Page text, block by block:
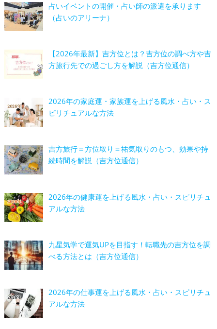
占いイベントの開催・占い師の派遣を承ります
（占いのアリーナ）
【2026年最新】吉方位とは？吉方位の調べ方や吉
方旅行先での過ごし方を解説（吉方位通信）
2026年の家庭運・家族運を上げる風水・占い・ス
ピリチュアルな方法
吉方旅行＝方位取り＝祐気取りのもつ、効果や持
続時間を解説（吉方位通信）
2026年の健康運を上げる風水・占い・スピリチュ
アルな方法
九星気学で運気UPを目指す！転職先の吉方位を調
べる方法とは（吉方位通信）
2026年の仕事運を上げる風水・占い・スピリチュ
アルな方法